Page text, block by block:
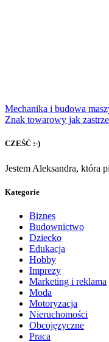
Mechanika i budowa
Znak towarowy jak
CZEŚĆ :-)
Jestem Aleksandra, która
Kategorie
Biznes
Budownictwo
Dziecko
Edukacja
Hobby
Imprezy
Marketing i reklama
Moda
Motoryzacja
Nieruchomości
Obcojęzyczne
Praca